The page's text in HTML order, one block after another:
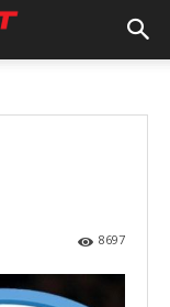
8697